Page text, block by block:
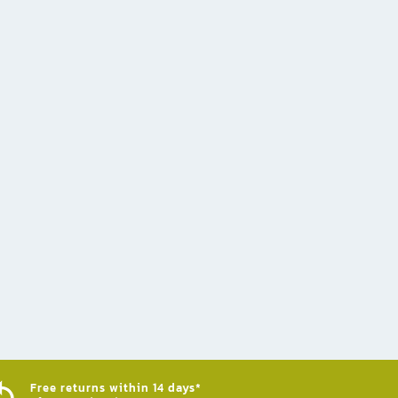
Free returns within 14 days*